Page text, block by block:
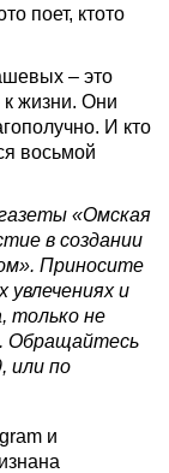
поет, кто­то
– это
жизни. Они
И кто
восьмой
«Омская
в создании
Приносите
и
только не
Обращайтесь
или по
и